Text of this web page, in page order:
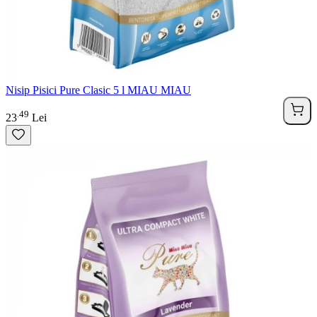
Nisip Pisici Pure Clasic 5 l MIAU MIAU
23 49 Lei